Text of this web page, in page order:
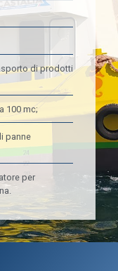
di prodotti
100 mc;
panne
per